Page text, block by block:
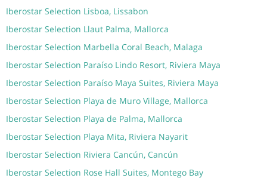
Iberostar Selection Lisboa, Lissabon
Iberostar Selection Llaut Palma, Mallorca
Iberostar Selection Marbella Coral Beach, Malaga
Iberostar Selection Paraíso Lindo Resort, Riviera Maya
Iberostar Selection Paraíso Maya Suites, Riviera Maya
Iberostar Selection Playa de Muro Village, Mallorca
Iberostar Selection Playa de Palma, Mallorca
Iberostar Selection Playa Mita, Riviera Nayarit
Iberostar Selection Riviera Cancún, Cancún
Iberostar Selection Rose Hall Suites, Montego Bay